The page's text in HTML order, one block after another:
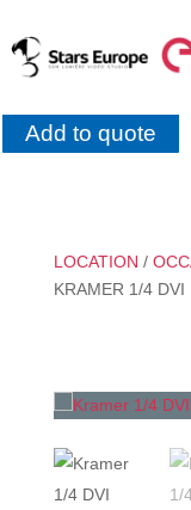
Add to quote
LOCATION /
KRAMER 1/4 DVI